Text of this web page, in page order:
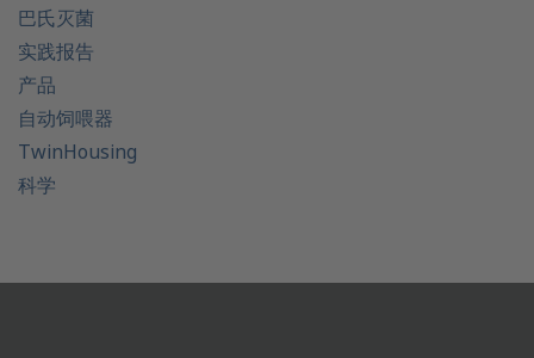
巴氏灭菌
实践报告
产品
自动饲喂器
TwinHousing
科学